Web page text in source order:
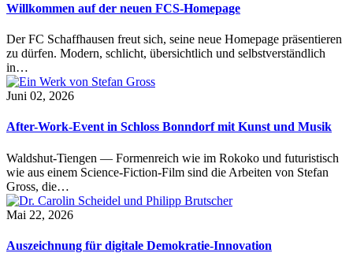
Willkommen auf der neuen FCS-Homepage
Der FC Schaffhausen freut sich, seine neue Homepage präsentieren
zu dürfen. Modern, schlicht, übersichtlich und selbstverständlich
in…
Juni 02, 2026
After-Work-Event in Schloss Bonndorf mit Kunst und Musik
Waldshut-Tiengen — Formenreich wie im Rokoko und futuristisch
wie aus einem Science-Fiction-Film sind die Arbeiten von Stefan
Gross, die…
Mai 22, 2026
Auszeichnung für digitale Demokratie-Innovation